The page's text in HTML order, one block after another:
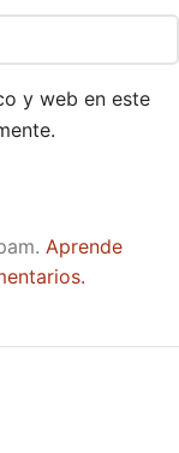
y web en este
Aprende